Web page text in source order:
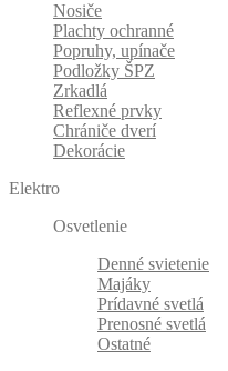
Nosiče
Plachty ochranné
Popruhy, upínače
Podložky ŠPZ
Zrkadlá
Reflexné prvky
Chrániče dverí
Dekorácie
Elektro
Osvetlenie
Denné svietenie
Majáky
Prídavné svetlá
Prenosné svetlá
Ostatné